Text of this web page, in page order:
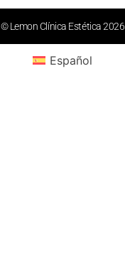
© Lemon Clínica Estética 2026
Español